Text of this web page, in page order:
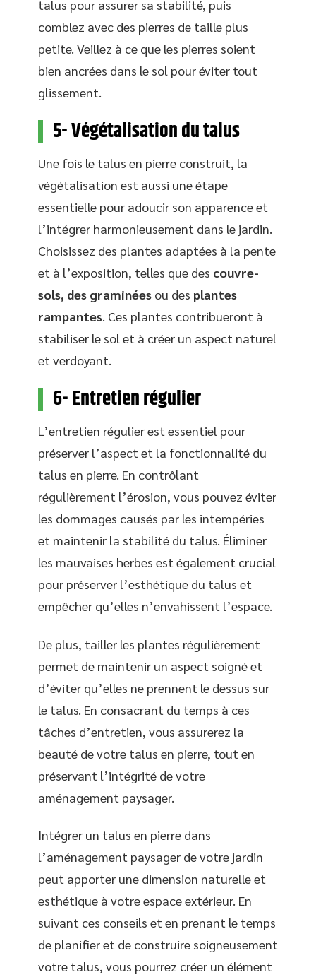
talus pour assurer sa stabilité, puis
comblez avec des pierres de taille plus
petite. Veillez à ce que les pierres soient
bien ancrées dans le sol pour éviter tout
glissement.
5- Végétalisation du talus
Une fois le talus en pierre construit, la
végétalisation est aussi une étape
essentielle pour adoucir son apparence et
l’intégrer harmonieusement dans le jardin.
Choisissez des plantes adaptées à la pente
et à l’exposition, telles que des couvre-
sols, des graminées ou des plantes
rampantes. Ces plantes contribueront à
stabiliser le sol et à créer un aspect naturel
et verdoyant.
6- Entretien régulier
L’entretien régulier est essentiel pour
préserver l’aspect et la fonctionnalité du
talus en pierre. En contrôlant
régulièrement l’érosion, vous pouvez éviter
les dommages causés par les intempéries
et maintenir la stabilité du talus. Éliminer
les mauvaises herbes est également crucial
pour préserver l’esthétique du talus et
empêcher qu’elles n’envahissent l’espace.
De plus, tailler les plantes régulièrement
permet de maintenir un aspect soigné et
d’éviter qu’elles ne prennent le dessus sur
le talus. En consacrant du temps à ces
tâches d’entretien, vous assurerez la
beauté de votre talus en pierre, tout en
préservant l’intégrité de votre
aménagement paysager.
Intégrer un talus en pierre dans
l’aménagement paysager de votre jardin
peut apporter une dimension naturelle et
esthétique à votre espace extérieur. En
suivant ces conseils et en prenant le temps
de planifier et de construire soigneusement
votre talus, vous pourrez créer un élément